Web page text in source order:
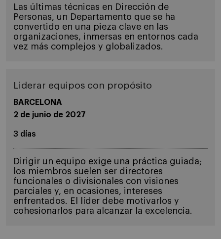
Las últimas técnicas en Dirección de
Personas, un Departamento que se ha
convertido en una pieza clave en las
organizaciones, inmersas en entornos cada
vez más complejos y globalizados.
Liderar equipos con propósito
BARCELONA
2 de junio de 2027
3 días
Dirigir un equipo exige una práctica guiada;
los miembros suelen ser directores
funcionales o divisionales con visiones
parciales y, en ocasiones, intereses
enfrentados. El líder debe motivarlos y
cohesionarlos para alcanzar la excelencia.